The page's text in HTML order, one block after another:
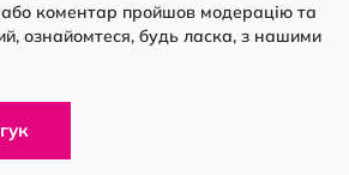
коментар пройшов модерацію та
ознайомтеся, будь ласка, з нашими